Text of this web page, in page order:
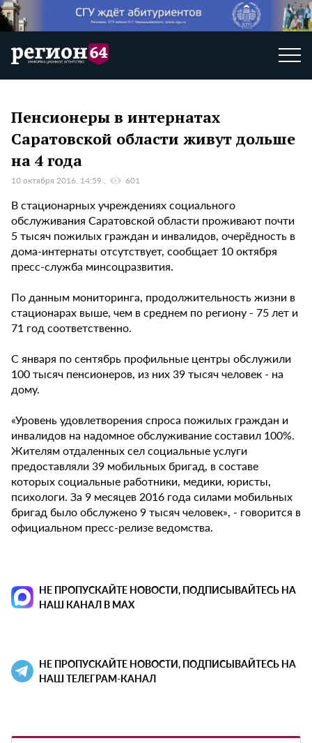
Пенсионеры в интернатах
Саратовской области живут дольше
на 4 года
10 октября 2016, 14:59 601
В стационарных учреждениях социального
обслуживания Саратовской области проживают почти
5 тысяч пожилых граждан и инвалидов, очерёдность в
дома-интернаты отсутствует, сообщает 10 октября
пресс-служба минсоцразвития.
По данным мониторинга, продолжительность жизни в
стационарах выше, чем в среднем по региону - 75 лет и
71 год соответственно.
С января по сентябрь профильные центры обслужили
100 тысяч пенсионеров, из них 39 тысяч человек - на
дому.
«Уровень удовлетворения спроса пожилых граждан и
инвалидов на надомное обслуживание составил 100%.
Жителям отдаленных сел социальные услуги
предоставляли 39 мобильных бригад, в составе
которых социальные работники, медики, юристы,
психологи. За 9 месяцев 2016 года силами мобильных
бригад было обслужено 9 тысяч человек», - говорится в
официальном пресс-релизе ведомства.
НЕ ПРОПУСКАЙТЕ НОВОСТИ, ПОДПИСЫВАЙТЕСЬ НА
НАШ КАНАЛ В MAX
НЕ ПРОПУСКАЙТЕ НОВОСТИ, ПОДПИСЫВАЙТЕСЬ НА
НАШ ТЕЛЕГРАМ-КАНАЛ